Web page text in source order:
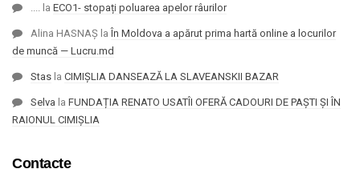
la ECO1- stopați poluarea apelor râurilor
Alina HASNAȘ la În Moldova a apărut prima hartă online a locurilor
de muncă — Lucru.md
Stas la CIMIȘLIA DANSEAZĂ LA SLAVEANSKII BAZAR
Selva la FUNDAȚIA RENATO USATÎI OFERĂ CADOURI DE PAȘTI ȘI ÎN
RAIONUL CIMIȘLIA
Contacte